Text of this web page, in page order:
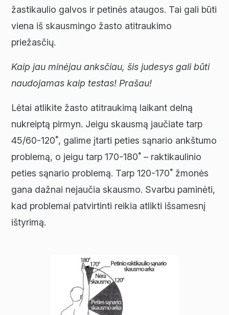
žastikaulio galvos ir petinės ataugos. Tai gali būti
viena iš skausmingo žasto atitraukimo
priežasčių.
Kaip jau minėjau anksčiau, šis judesys gali būti
naudojamas kaip testas! Prašau!
Lėtai atlikite žasto atitraukimą laikant delną
nukreiptą pirmyn. Jeigu skausmą jaučiate tarp
45/60-120˚, galime įtarti peties sąnario ankštumo
problemą, o jeigu tarp 170-180˚ – raktikaulinio
peties sąnario problemą. Tarp 120-170˚ žmonės
gana dažnai nejaučia skausmo. Svarbu paminėti,
kad problemai patvirtinti reikia atlikti išsamesnį
ištyrimą.